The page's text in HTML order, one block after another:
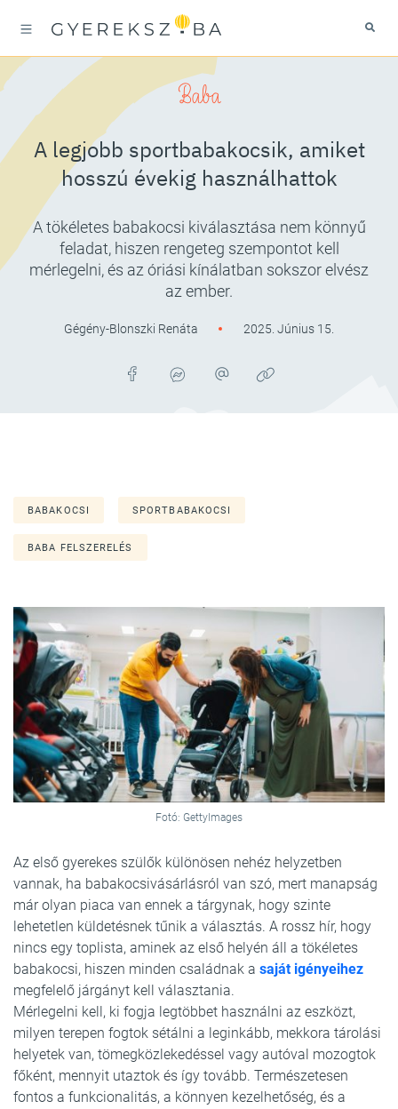
Baba
A legjobb sportbabakocsik, amiket
hosszú évekig használhattok
A tökéletes babakocsi kiválasztása nem könnyű
feladat, hiszen rengeteg szempontot kell
mérlegelni, és az óriási kínálatban sokszor elvész
az ember.
Gégény-Blonszki Renáta 2025. Június 15.
BABAKOCSI SPORTBABAKOCSI
BABA FELSZERELÉS
Fotó: GettyImages
Az első gyerekes szülők különösen nehéz helyzetben
vannak, ha babakocsivásárlásról van szó, mert manapság
már olyan piaca van ennek a tárgynak, hogy szinte
lehetetlen küldetésnek tűnik a választás. A rossz hír, hogy
nincs egy toplista, aminek az első helyén áll a tökéletes
babakocsi, hiszen minden családnak a saját igényeihez
megfelelő járgányt kell választania.
Mérlegelni kell, ki fogja legtöbbet használni az eszközt,
milyen terepen fogtok sétálni a leginkább, mekkora tárolási
helyetek van, tömegközlekedéssel vagy autóval mozogtok
főként, mennyit utaztok és így tovább. Természetesen
fontos a funkcionalitás, a könnyen kezelhetőség, és a